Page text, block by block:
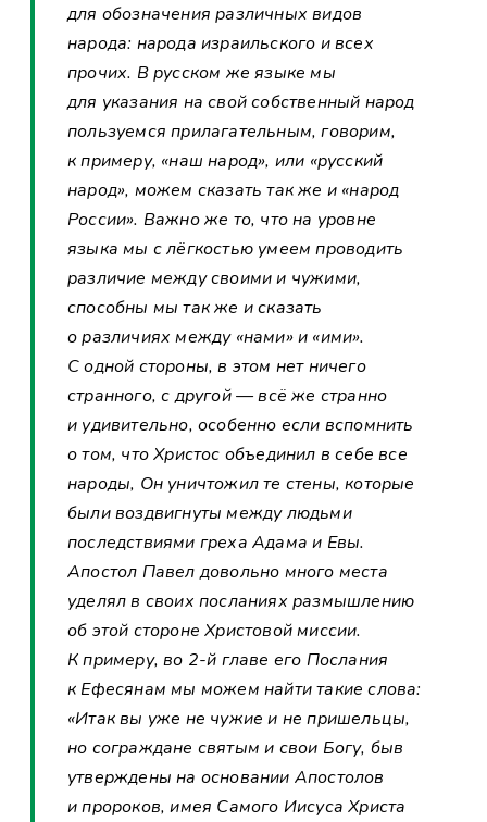
для обозначения различных видов
народа: народа израильского и всех
прочих. В русском же языке мы
для указания на свой собственный народ
пользуемся прилагательным, говорим,
к примеру, «наш народ», или «русский
народ», можем сказать так же и «народ
России». Важно же то, что на уровне
языка мы с лёгкостью умеем проводить
различие между своими и чужими,
способны мы так же и сказать
о различиях между «нами» и «ими».
С одной стороны, в этом нет ничего
странного, с другой — всё же странно
и удивительно, особенно если вспомнить
о том, что Христос объединил в себе все
народы, Он уничтожил те стены, которые
были воздвигнуты между людьми
последствиями греха Адама и Евы.
Апостол Павел довольно много места
уделял в своих посланиях размышлению
об этой стороне Христовой миссии.
К примеру, во 2-й главе его Послания
к Ефесянам мы можем найти такие слова:
«Итак вы уже не чужие и не пришельцы,
но сограждане святым и свои Богу, быв
утверждены на основании Апостолов
и пророков, имея Самого Иисуса Христа